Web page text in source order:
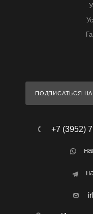
ПОДПИСАТЬСЯ
+7 (3952)